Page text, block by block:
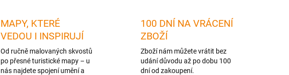
MAPY, KTERÉ
VEDOU I INSPIRUJÍ
Od ručně malovaných skvostů
po přesné turistické mapy – u
nás najdete spojení umění a
100 DNÍ NA VRÁCENÍ
ZBOŽÍ
Zboží nám můžete vrátit bez
udání důvodu až po dobu 100
dní od zakoupení.